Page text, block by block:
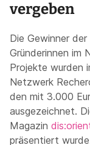
vergeben
Die Gewinner
Gründerinnen im
Projekte wurden
Netzwerk
den mit 3.000
ausgezeichnet.
Magazin
präsentiert